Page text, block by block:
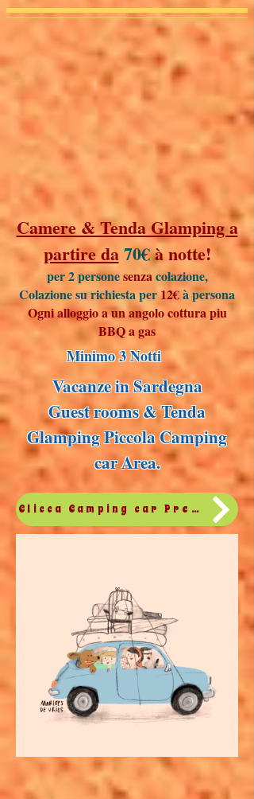
Camere & Tenda Glamping a
partire da70€à notte!
per 2 personesenzacolazione,
Colazione su richiesta per12€à persona
Ogni alloggio a un angolo cottura piu
BBQa gas
Minimo 3 Notti
Vacanze in Sardegna
Guest rooms & Tenda
Glamping Piccola Camping
car Area.
Clicca Camping car Prezzi & Condizioni